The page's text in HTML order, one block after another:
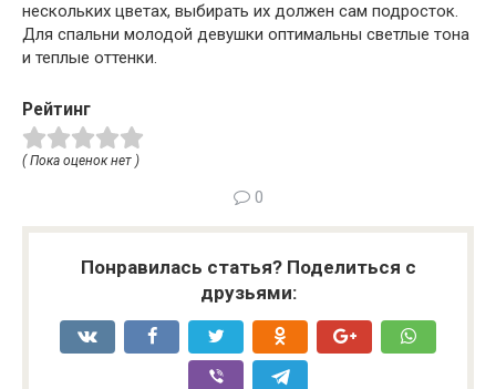
нескольких цветах, выбирать их должен сам подросток.
Для спальни молодой девушки оптимальны светлые тона
и теплые оттенки.
Рейтинг
( Пока оценок нет )
0
Понравилась статья? Поделиться с
друзьями: